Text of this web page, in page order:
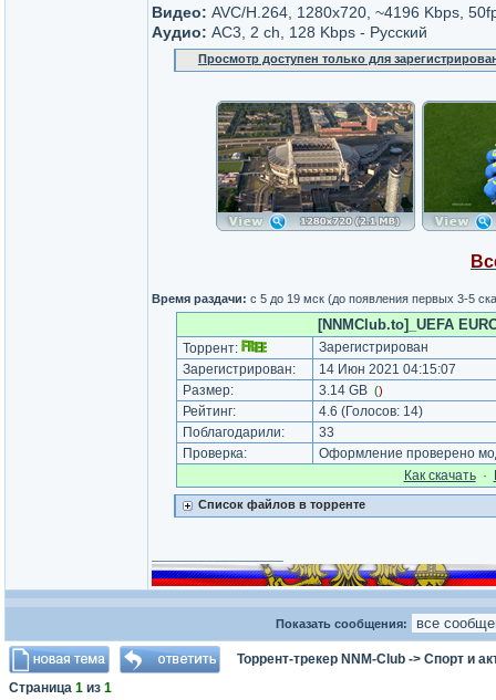
Видео: AVC/H.264, 1280x720, ~4196 Kbps,
Аудио: AC3, 2 ch, 128 Kbps - Русский
Просмотр доступен только для
Время раздачи: с 5 до 19 мск (до появления первых 3-5
[NNMClub.to]_UEFA
Торрент:
Зарегистрирован
Зарегистрирован:
14 Июн 2021 04:15:07
Размер:
3.14 GB ()
Рейтинг: 4.6 (Голосов: 14)
Поблагодарили:
33
Проверка:
Оформление проверено
Как cкачать·
Список файлов в торренте
Показать сообщения:
Торрент-трекер NNM-Club -> Спорт и
Страница 1 из 1